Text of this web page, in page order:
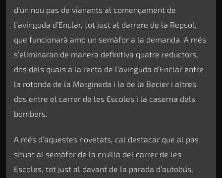
d’un nou pas de vianants al començament de
l’avinguda d’Enclar, tot just al darrere de la Repsol,
que funcionarà amb un semàfor a la demanda. A més
s’eliminaran de manera definitiva quatre reductors,
dos dels quals a la recta de l’avinguda d’Enclar entre
la rotonda de la Margineda i la de la Becier i altres
dos entre el carrer de les Escoles i la caserna dels
bombers.
A més d’aquestes novetats, cal destacar que al pas
situat al semàfor de la cruïlla del carrer de les
Escoles, tot just al davant de la parada d’autobús,